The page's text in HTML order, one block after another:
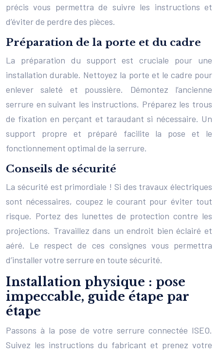
précis vous permettra de suivre les instructions et
d’éviter de perdre des pièces.
Préparation de la porte et du cadre
La préparation du support est cruciale pour une
installation durable. Nettoyez la porte et le cadre pour
enlever saleté et poussière. Démontez l’ancienne
serrure en suivant les instructions. Préparez les trous
de fixation en perçant et taraudant si nécessaire. Un
support propre et préparé facilite la pose et le
fonctionnement optimal de la serrure.
Conseils de sécurité
La sécurité est primordiale ! Si des travaux électriques
sont nécessaires, coupez le courant pour éviter tout
risque. Portez des lunettes de protection contre les
projections. Travaillez dans un endroit bien éclairé et
aéré. Le respect de ces consignes vous permettra
d’installer votre serrure en toute sécurité.
Installation physique : pose
impeccable, guide étape par
étape
Passons à la pose de votre serrure connectée ISEO.
Suivez les instructions du fabricant et prenez votre